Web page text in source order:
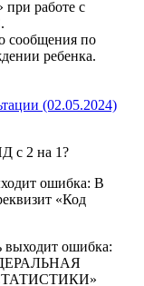
работе с
сообщения по
ребенка.
(02.05.2024)
с 2 на 1?
ошибка: В
«Код
выходит ошибка: